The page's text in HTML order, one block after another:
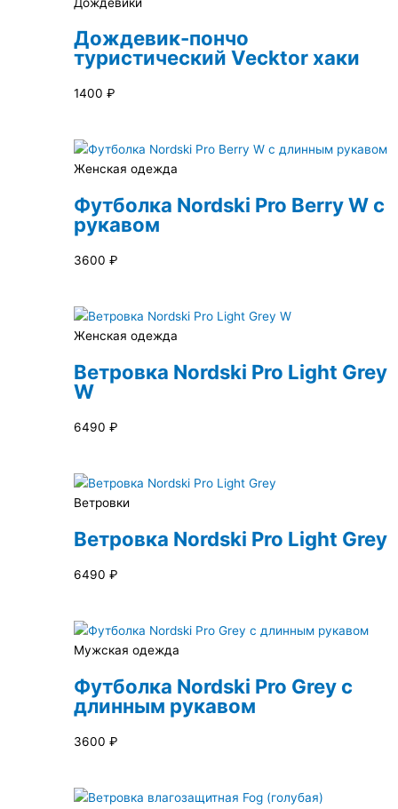
Дождевик-пончо
туристический Vecktor хаки
1400 ₽
Женская одежда
Футболка Nordski Pro Berry W с
рукавом
3600 ₽
Женская одежда
Ветровка Nordski Pro Light Grey
W
6490 ₽
Ветровки
Ветровка Nordski Pro Light Grey
6490 ₽
Мужская одежда
Футболка Nordski Pro Grey с
длинным рукавом
3600 ₽